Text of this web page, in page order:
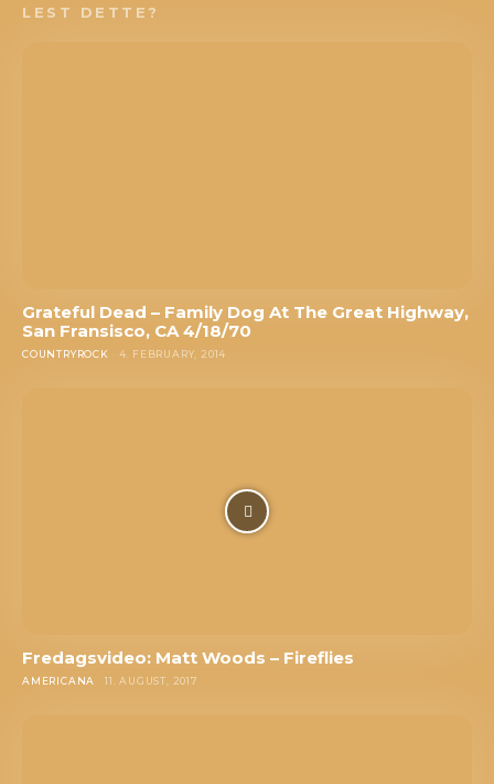
LEST DETTE?
Grateful Dead – Family Dog At The Great Highway,
San Fransisco, CA 4/18/70
COUNTRYROCK 4. FEBRUARY, 2014
Fredagsvideo: Matt Woods – Fireflies
AMERICANA 11. AUGUST, 2017